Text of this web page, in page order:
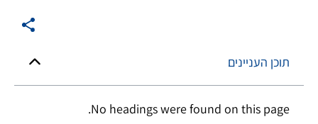
תוכן העניינים
No headings were found on this page.